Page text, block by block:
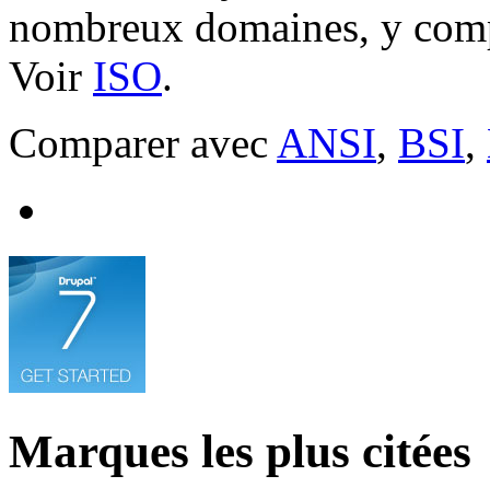
nombreux domaines, y
Voir ISO.
Comparer avec ANSI, BSI,
Marques les plus citées